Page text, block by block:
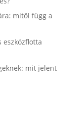
mitől függ a
eszközflotta
mit jelent